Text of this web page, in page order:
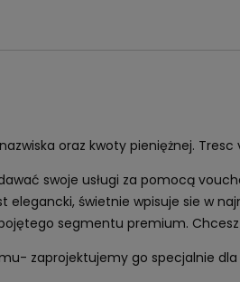
oraz kwoty pieniężnej.
swoje usługi za pomocą
elegancki, świetnie wpisuje sie w
segmentu premium.
zaprojektujemy go specjalnie